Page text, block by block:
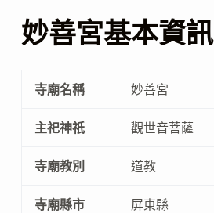
妙善宮基本資訊
寺廟名稱 妙善宮
主祀神祇 觀世音菩薩
寺廟教別 道教
寺廟縣市 屏東縣